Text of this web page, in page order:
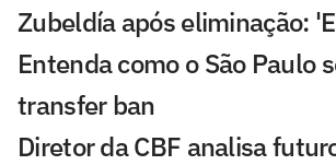
Zubeldía após eliminação:
Entenda como o São Paulo
transfer ban
Diretor da CBF analisa